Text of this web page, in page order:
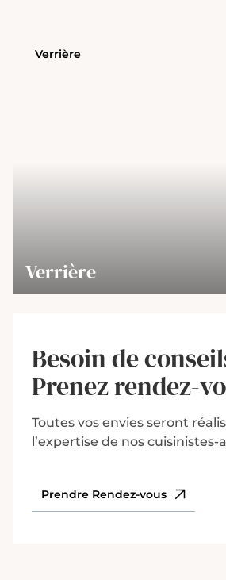
Verrière
Verrière
Besoin de
Prenez rendez-
Toutes vos envies seront
l’expertise de nos cuisinistes-
Prendre Rendez-vous